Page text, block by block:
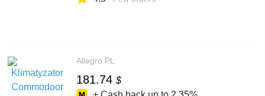
Allegro PL
181.74 $